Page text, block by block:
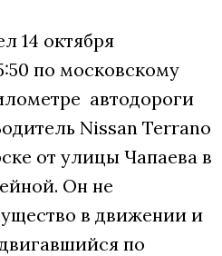
14 октября
по московскому
автодороги
Nissan Terrano
от улицы Чапаева в
Он не
в движении и
по